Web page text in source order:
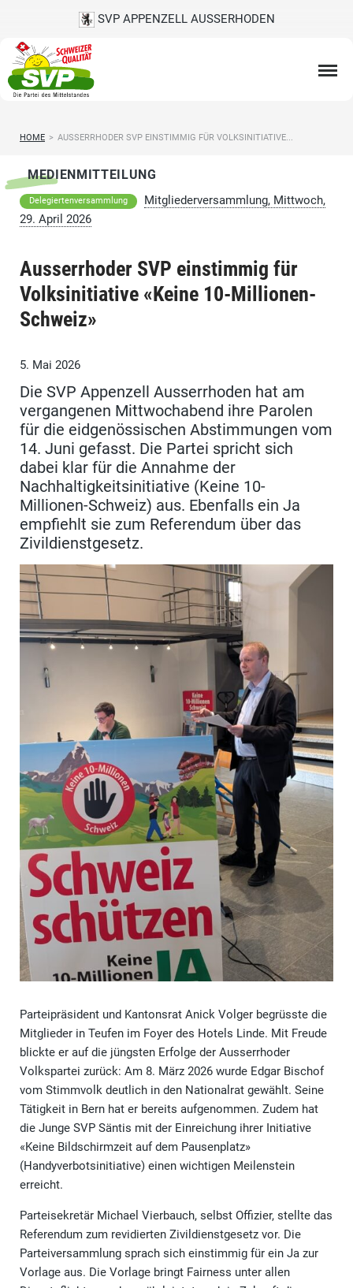
SVP APPENZELL AUSSERHODEN
HOME > AUSSERRHODER SVP EINSTIMMIG FÜR VOLKSINITIATIVE...
MEDIENMITTEILUNG
Delegiertenversammlung
Mitgliederversammlung, Mittwoch,
29. April 2026
Ausserrhoder SVP einstimmig für
Volksinitiative «Keine 10-Millionen-
Schweiz»
5. Mai 2026
Die SVP Appenzell Ausserrhoden hat am
vergangenen Mittwochabend ihre Parolen
für die eidgenössischen Abstimmungen vom
14. Juni gefasst. Die Partei spricht sich
dabei klar für die Annahme der
Nachhaltigkeitsinitiative (Keine 10-
Millionen-Schweiz) aus. Ebenfalls ein Ja
empfiehlt sie zum Referendum über das
Zivildienstgesetz.
Parteipräsident und Kantonsrat Anick Volger begrüsste die
Mitglieder in Teufen im Foyer des Hotels Linde. Mit Freude
blickte er auf die jüngsten Erfolge der Ausserrhoder
Volkspartei zurück: Am 8. März 2026 wurde Edgar Bischof
vom Stimmvolk deutlich in den Nationalrat gewählt. Seine
Tätigkeit in Bern hat er bereits aufgenommen. Zudem hat
die Junge SVP Säntis mit der Einreichung ihrer Initiative
«Keine Bildschirmzeit auf dem Pausenplatz»
(Handyverbotsinitiative) einen wichtigen Meilenstein
erreicht.
Parteisekretär Michael Vierbauch, selbst Offizier, stellte das
Referendum zum revidierten Zivildienstgesetz vor. Die
Parteiversammlung sprach sich einstimmig für ein Ja zur
Vorlage aus. Die Vorlage bringt Fairness unter allen